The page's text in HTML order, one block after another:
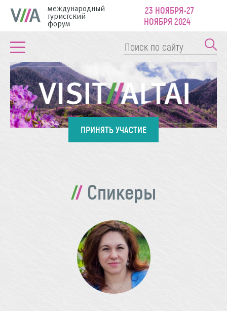
международный
туристский
форум
23 НОЯБРЯ-27
НОЯБРЯ 2024
ПРИНЯТЬ УЧАСТИЕ
Спикеры